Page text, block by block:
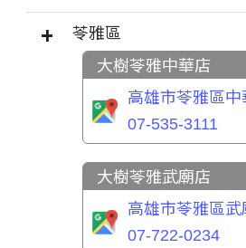
苓雅區
大樹苓雅中華店
高雄市苓雅區
07-535-3111
大樹苓雅武廟店
高雄市苓雅區
07-722-0234